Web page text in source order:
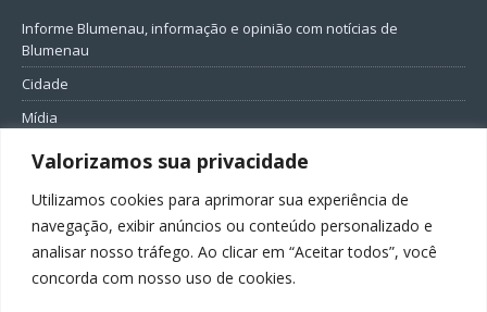
Valorizamos sua privacidade
Utilizamos cookies para aprimorar sua experiência de
navegação, exibir anúncios ou conteúdo personalizado e
analisar nosso tráfego. Ao clicar em “Aceitar todos”, você
concorda com nosso uso de cookies.
Informe Blumenau, informação e opinião com notícias de
Blumenau
Cidade
Mídia
Entretenimento
Política
FIQUE CONECTADO